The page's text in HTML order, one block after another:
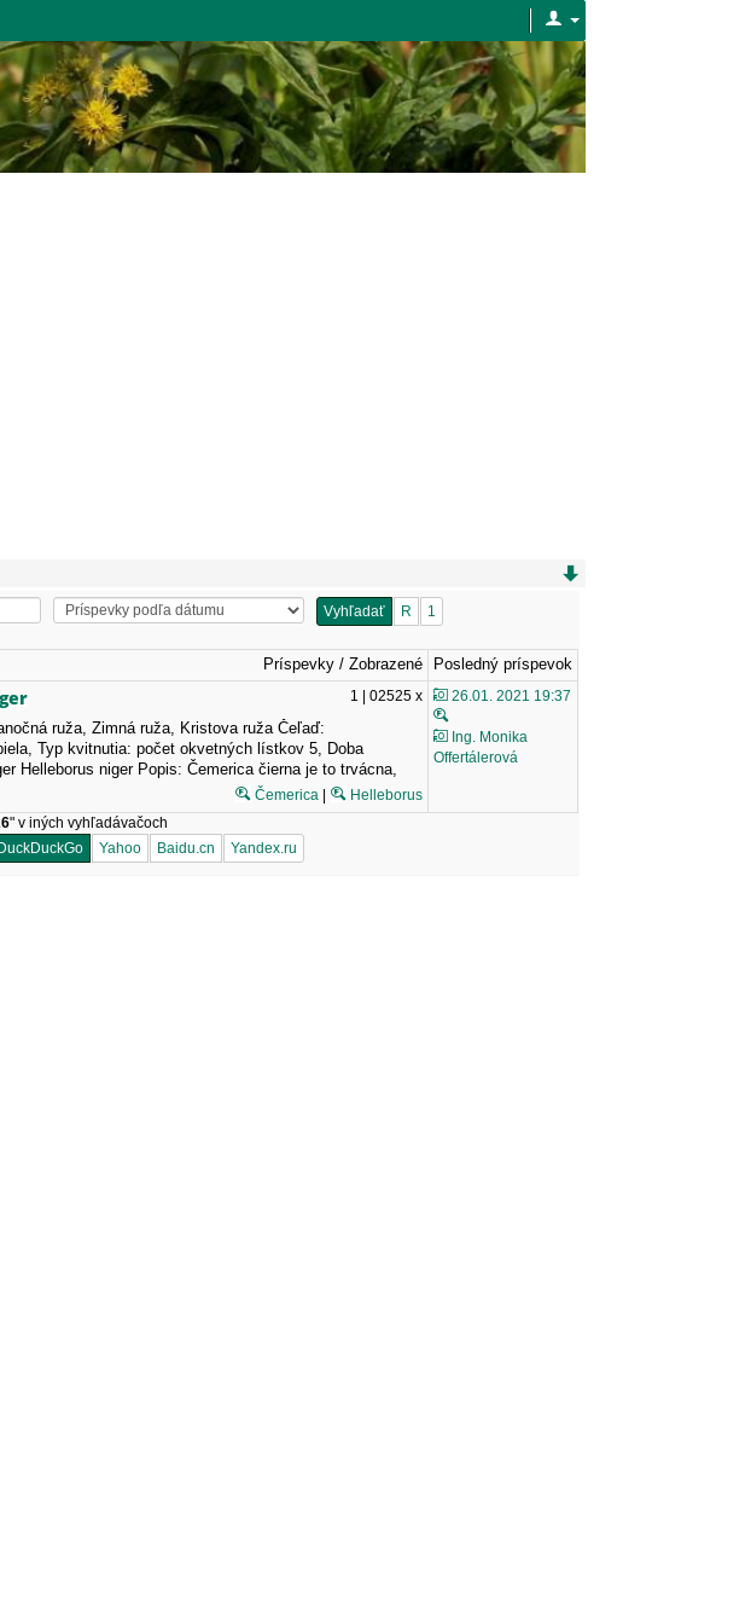
Vyhľadať R 1
Príspevky / Zobrazené
Posledný príspevok
1 | 02525 x
ruža, Zimná ruža, Kristova ruža Čeľaď:
Typ kvitnutia: počet okvetných lístkov 5, Doba
Helleborus niger Popis: Čemerica čierna je to trvácna,
Čemerica Helleborus
26.01. 2021 19:37
Ing. Monika
Offertálerová
" v iných vyhľadávačoch
DuckDuckGo Yahoo Baidu.cn Yandex.ru